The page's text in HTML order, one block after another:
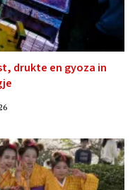
drukte en gyoza in